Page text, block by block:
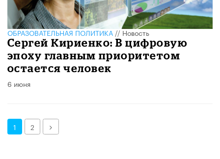
ОБРАЗОВАТЕЛЬНАЯ ПОЛИТИКА //Новость
Сергей Кириенко: В цифровую
эпоху главным приоритетом
остается человек
6 июня
1 2 Далее